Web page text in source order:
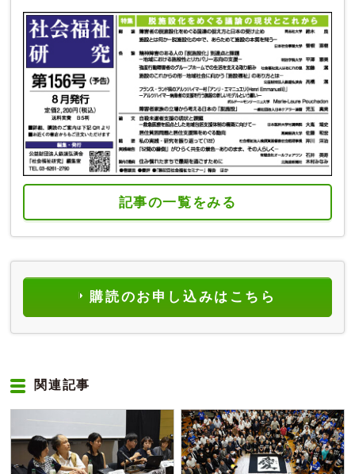
記事の一覧をみる
購読のお申し込みはこちら
関連記事